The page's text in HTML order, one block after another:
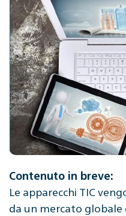
Contenuto in breve:
Le apparecchi TIC
da un mercato